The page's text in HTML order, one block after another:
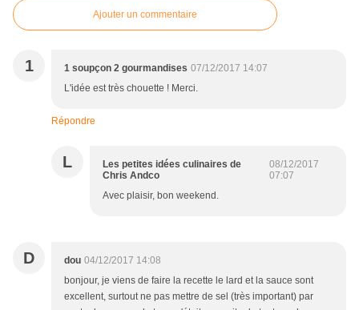
Ajouter un commentaire
1 1 soupçon 2 gourmandises 07/12/2017 14:07
L'idée est très chouette ! Merci.
Répondre
L
Les petites idées culinaires de
Chris Andco
08/12/2017
07:07
Avec plaisir, bon weekend.
D dou 04/12/2017 14:08
bonjour, je viens de faire la recette le lard et la sauce sont
excellent, surtout ne pas mettre de sel (très important) par